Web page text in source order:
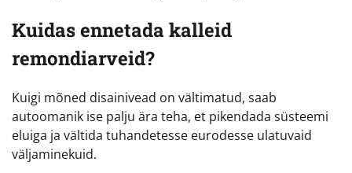
Kuidas ennetada kalleid
remondiarveid?
Kuigi mõned disainivead on vältimatud, saab
autoomanik ise palju ära teha, et pikendada süsteemi
eluiga ja vältida tuhandetesse eurodesse ulatuvaid
väljaminekuid.